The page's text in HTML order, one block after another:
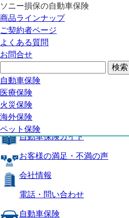
ソニー損保の自動車保険
商品ラインナップ
ご契約者ページ
よくある質問
お問合せ
自動車保険
医療保険
火災保険
海外保険
ペット保険
自動車保険トップ
商品の特長
補償内容
自動車保険ガイド
お客様の満足・不満の声
自動車保険トップ
商品の特長
補償内容
自動車保険ガイド
お客様の満足・不満の声
会社情報
電話・問い合わせ
自動車保険